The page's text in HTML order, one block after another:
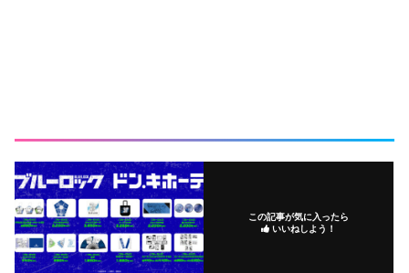
この記事が気に入ったら
いいねしよう！